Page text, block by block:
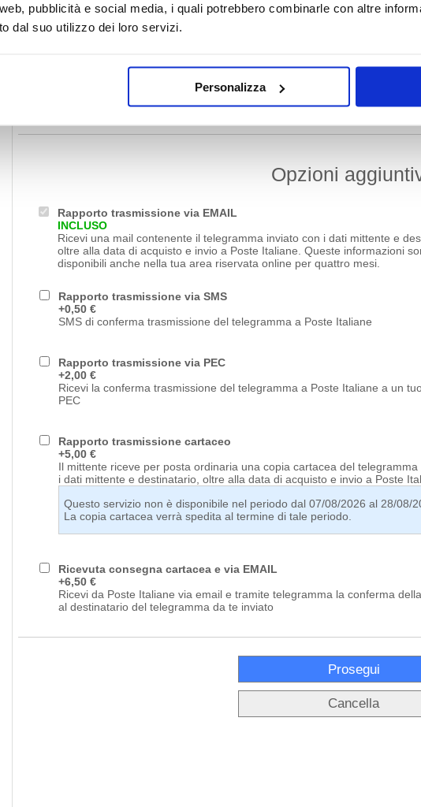
pubblicità e social media, i quali potrebbero combinarle con altre
dal suo utilizzo dei loro servizi.
Personalizza
CAP
Indirizzo
Opzioni
Rapporto trasmissione via EMAIL
INCLUSO
Ricevi una mail contenente il telegramma inviato con i dati mittente e
oltre alla data di acquisto e invio a Poste Italiane. Queste informazioni
disponibili anche nella tua area riservata online per quattro mesi.
Rapporto trasmissione via SMS
+0,50 €
SMS di conferma trasmissione del telegramma a Poste Italiane
Rapporto trasmissione via PEC
+2,00 €
Ricevi la conferma trasmissione del telegramma a Poste Italiane a un
PEC
Rapporto trasmissione cartaceo
+5,00 €
Il mittente riceve per posta ordinaria una copia cartacea del telegramma
i dati mittente e destinatario, oltre alla data di acquisto e invio a Poste
Questo servizio non è disponibile nel periodo dal 07/08/2026 al 28/08/
La copia cartacea verrà spedita al termine di tale periodo.
Ricevuta consegna cartacea e via EMAIL
+6,50 €
Ricevi da Poste Italiane via email e tramite telegramma la conferma
al destinatario del telegramma da te inviato
Cancella